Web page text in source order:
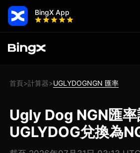
BingX App
首頁>計算器>UGLYDOGNGN 匯率
Ugly Dog NGN匯
UGLYDOG兌換為